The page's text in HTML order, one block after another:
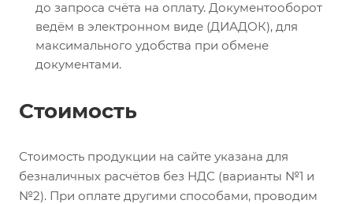
до запроса счёта на оплату. Документооборот
ведём в электронном виде (ДИАДОК), для
максимального удобства при обмене
документами.
Стоимость
Стоимость продукции на сайте указана для
безналичных расчётов без НДС (варианты №1 и
№2). При оплате другими способами, проводим